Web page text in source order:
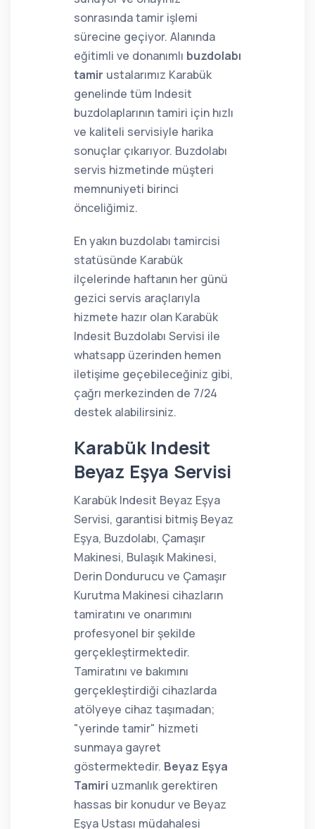
sonrasında tamir işlemi
sürecine geçiyor. Alanında
eğitimli ve donanımlı buzdolabı
tamir ustalarımız Karabük
genelinde tüm Indesit
buzdolaplarının tamiri için hızlı
ve kaliteli servisiyle harika
sonuçlar çıkarıyor. Buzdolabı
servis hizmetinde müşteri
memnuniyeti birinci
önceliğimiz.
En yakın buzdolabı tamircisi
statüsünde Karabük
ilçelerinde haftanın her günü
gezici servis araçlarıyla
hizmete hazır olan Karabük
Indesit Buzdolabı Servisi ile
whatsapp üzerinden hemen
iletişime geçebileceğiniz gibi,
çağrı merkezinden de 7/24
destek alabilirsiniz.
Karabük Indesit
Beyaz Eşya Servisi
Karabük Indesit Beyaz Eşya
Servisi, garantisi bitmiş Beyaz
Eşya, Buzdolabı, Çamaşır
Makinesi, Bulaşık Makinesi,
Derin Dondurucu ve Çamaşır
Kurutma Makinesi cihazların
tamiratını ve onarımını
profesyonel bir şekilde
gerçekleştirmektedir.
Tamiratını ve bakımını
gerçekleştirdiği cihazlarda
atölyeye cihaz taşımadan;
"yerinde tamir" hizmeti
sunmaya gayret
göstermektedir. Beyaz Eşya
Tamiri uzmanlık gerektiren
hassas bir konudur ve Beyaz
Eşya Ustası müdahalesi